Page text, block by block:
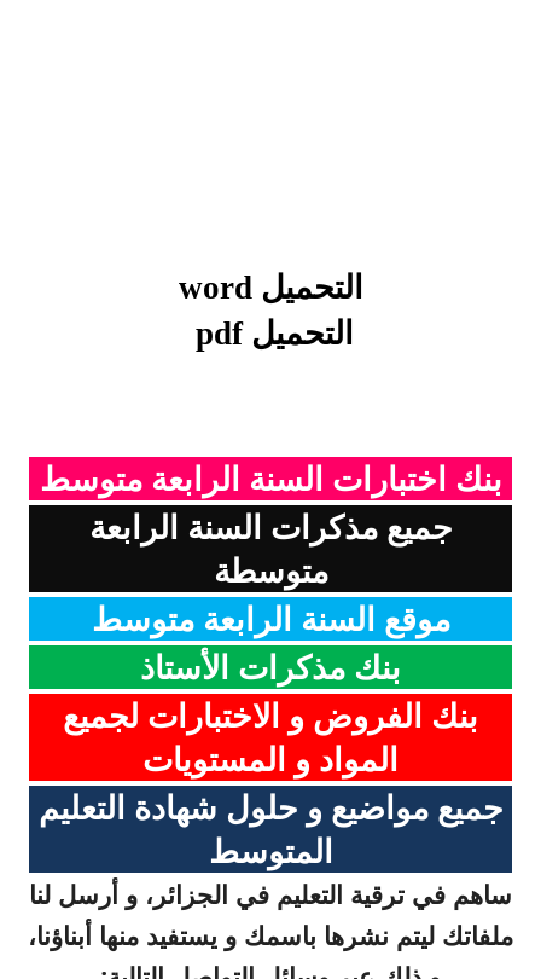
التحميل word
التحميل pdf
بنك اختبارات السنة الرابعة متوسط
جميع مذكرات السنة الرابعة
متوسطة
موقع السنة الرابعة متوسط
بنك مذكرات الأستاذ
بنك الفروض و الاختبارات لجميع
المواد و المستويات
جميع مواضيع و حلول شهادة التعليم
المتوسط
ساهم في ترقية التعليم في الجزائر، و أرسل لنا
ملفاتك ليتم نشرها باسمك و يستفيد منها أبناؤنا،